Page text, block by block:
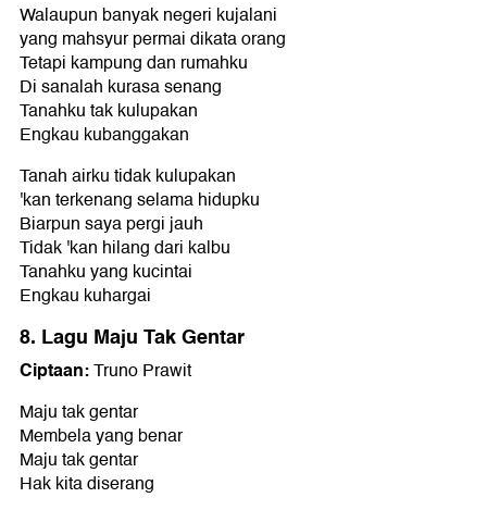
Walaupun banyak negeri kujalani
yang mahsyur permai dikata orang
Tetapi kampung dan rumahku
Di sanalah kurasa senang
Tanahku tak kulupakan
Engkau kubanggakan
Tanah airku tidak kulupakan
'kan terkenang selama hidupku
Biarpun saya pergi jauh
Tidak 'kan hilang dari kalbu
Tanahku yang kucintai
Engkau kuhargai
8. Lagu Maju Tak Gentar
Ciptaan:Truno Prawit
Maju tak gentar
Membela yang benar
Maju tak gentar
Hak kita diserang